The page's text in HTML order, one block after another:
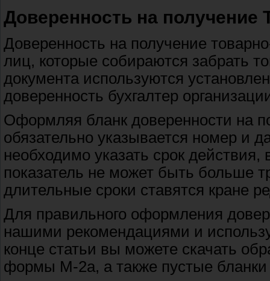
Доверенность на получение
Доверенность на получение
лиц, которые собираются забрать
документа используются
доверенность бухгалтер
Оформляя бланк доверенности на
обязательно указывается номер и
необходимо указать срок действия,
показатель не может быть больше
длительные сроки ставятся кране
Для правильного оформления
нашими рекомендациями и
конце статьи вы можете скачать
формы М-2а, а также пустые